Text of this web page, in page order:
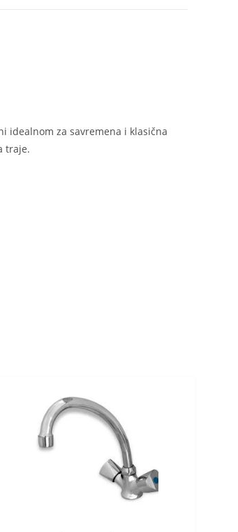
idealnom za savremena i klasična
traje.